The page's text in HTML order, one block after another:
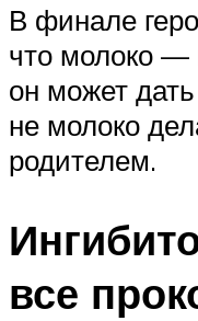
В финале
что молоко —
он может
не молоко
родителем.
все